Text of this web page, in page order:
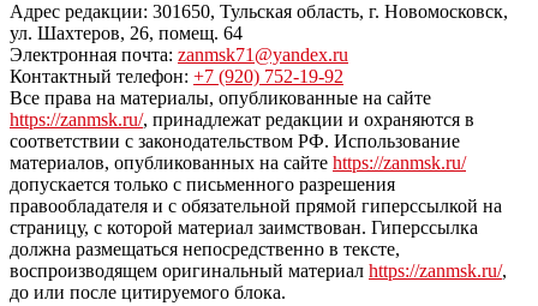
Адрес редакции: 301650, Тульская область, г. Новомосковск,
ул. Шахтеров, 26, помещ. 64
Электронная почта: zanmsk71@yandex.ru
Контактный телефон: +7 (920) 752-19-92
Все права на материалы, опубликованные на сайте
https://zanmsk.ru/, принадлежат редакции и охраняются в
соответствии с законодательством РФ. Использование
материалов, опубликованных на сайте https://zanmsk.ru/
допускается только с письменного разрешения
правообладателя и с обязательной прямой гиперссылкой на
страницу, с которой материал заимствован. Гиперссылка
должна размещаться непосредственно в тексте,
воспроизводящем оригинальный материал https://zanmsk.ru/,
до или после цитируемого блока.